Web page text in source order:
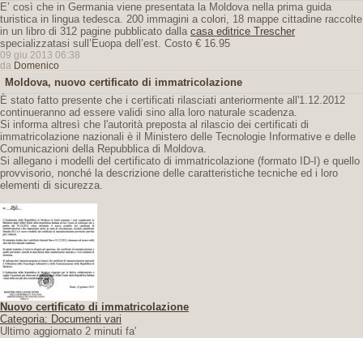
E’ così che in Germania viene presentata la Moldova nella prima guida
turistica in lingua tedesca. 200 immagini a colori, 18 mappe cittadine raccolte
in un libro di 312 pagine pubblicato dalla casa editrice Trescher
specializzatasi sull’Euopa dell’est. Costo € 16.95
09 giu 2013 06:38
da Domenico
Moldova, nuovo certificato di immatricolazione
È stato fatto presente che i certificati rilasciati anteriormente all'1.12.2012
continueranno ad essere validi sino alla loro naturale scadenza.
Si informa altresì che l'autorità preposta al rilascio dei certificati di
immatricolazione nazionali è il Ministero delle Tecnologie Informative e delle
Comunicazioni della Repubblica di Moldova.
Si allegano i modelli del certificato di immatricolazione (formato ID-I) e quello
provvisorio, nonché la descrizione delle caratteristiche tecniche ed i loro
elementi di sicurezza.
Nuovo certificato di immatricolazione
Categoria: Documenti vari
Ultimo aggiornato 2 minuti fa'